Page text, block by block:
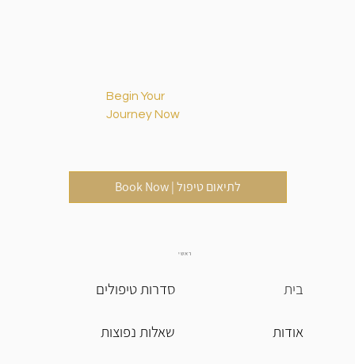
Begin Your
Journey Now
Book Now | לתיאום טיפול
סדרות טיפולים
שאלות נפוצות
ראשי
בית
אודות